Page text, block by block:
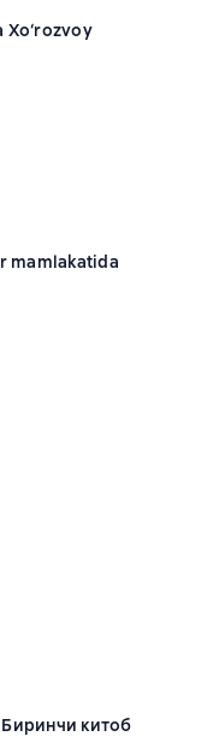
Хo‘rozvoy
0 на основе 0 оценок
mamlakatida
0 на основе 0 оценок
0 на основе 0 оценок
китоб